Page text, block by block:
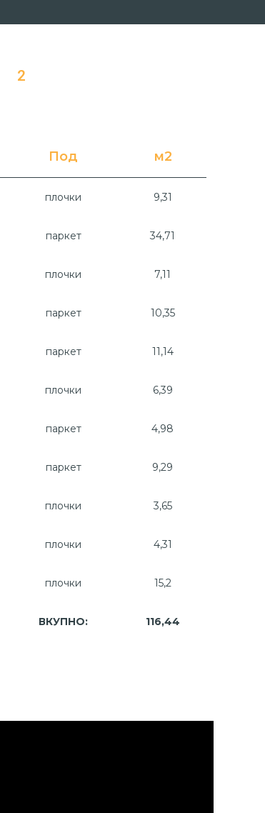
2
Под м2
плочки 9,31
паркет 34,71
плочки 7,11
паркет 10,35
паркет 11,14
плочки 6,39
паркет 4,98
паркет 9,29
плочки 3,65
плочки 4,31
плочки 15,2
ВКУПНО: 116,44